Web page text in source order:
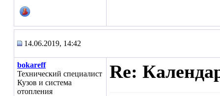
14.06.2019, 14:42
bokareff
Технический специалист
Кузов и система
отопления
Re: